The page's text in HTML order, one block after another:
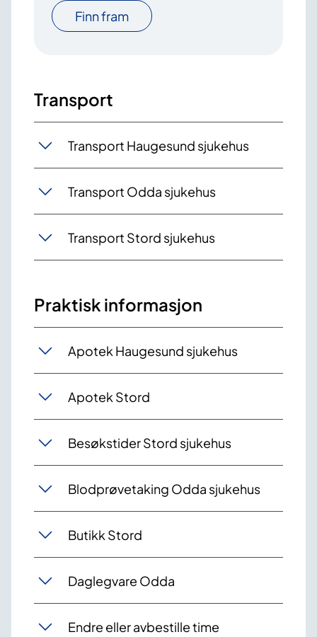
Finn fram
Transport
Transport Haugesund sjukehus
Transport Odda sjukehus
Transport Stord sjukehus
Praktisk informasjon
Apotek Haugesund sjukehus
Apotek Stord
Besøkstider Stord sjukehus
Blodprøvetaking Odda sjukehus
Butikk Stord
Daglegvare Odda
Endre eller avbestille time